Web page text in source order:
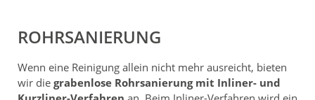
ROHRSANIERUNG
Wenn eine Reinigung allein nicht mehr ausreicht, bieten
wir die grabenlose Rohrsanierung mit Inliner- und